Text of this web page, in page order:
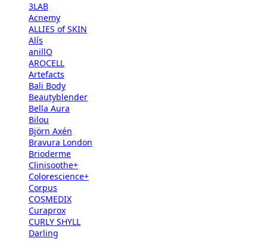
3LAB
Acnemy
ALLIES of SKIN
Alís
anillO
AROCELL
Artefacts
Bali Body
Beautyblender
Bella Aura
Bilou
Björn Axén
Bravura London
Brioderme
Clinisoothe+
Colorescience+
Corpus
COSMEDIX
Curaprox
CURLY SHYLL
Darling